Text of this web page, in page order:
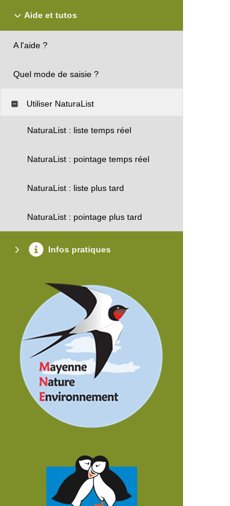
Aide et tutos
A l'aide ?
Quel mode de saisie ?
Utiliser NaturaList
NaturaList : liste temps réel
NaturaList : pointage temps réel
NaturaList : liste plus tard
NaturaList : pointage plus tard
Infos pratiques